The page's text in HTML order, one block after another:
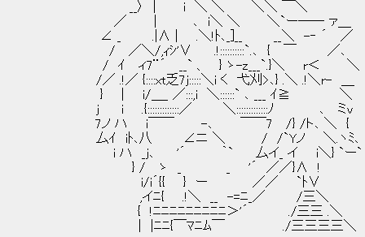
__〉 | i ＼ ＼ ＼＼ ￣＼
／ | ､ i＼ ＼ ＼`ー―― ァ＿
∠ _ .|∧ | .＼!ﾄ､_]__ __＼ -‐ ´ ／
/ ／＼/,ｨｼ'∨ .!::::::::::`.､ { ￣ ／､
/ ｲ ィ7¨´ __` 、 } ゝ-z___`.}＼ r＜ ＼
/／ .!／ {::::xt乏7j:::::＼i く 弋刈>､} .＼ .!＼r- ＿
} | i/＿_ ／:::,i ＼::::::` ､ ___ ｲ≧ ＼ う
j i .{:::::::::::::／ ＼:::::::::::::ﾉ ､ ミv
7ノ ハ i￣￣ -､ ￣￣7 /} /ト､ ＼ { よく
厶ｲ iﾄ､八 ∠ニ ＼ / /`Yノ ＼.ヽﾐ､
i ハ _j､ '´ ｀` 厶イ_ イ i＼} `ー`
} / ゝ _ _ '´ ／／}∧ !
i/i´{{ } ー ／／ `ﾄ∨
,イﾆ{ .!＼ __ -=ﾆ_／ /三＼
{ !ﾆﾆﾆﾆﾆﾆﾆﾆﾆ＞'´ ./三三 .＼
| |ﾆﾆ{￣ﾏﾆﾑ￣ ./三三三三＼